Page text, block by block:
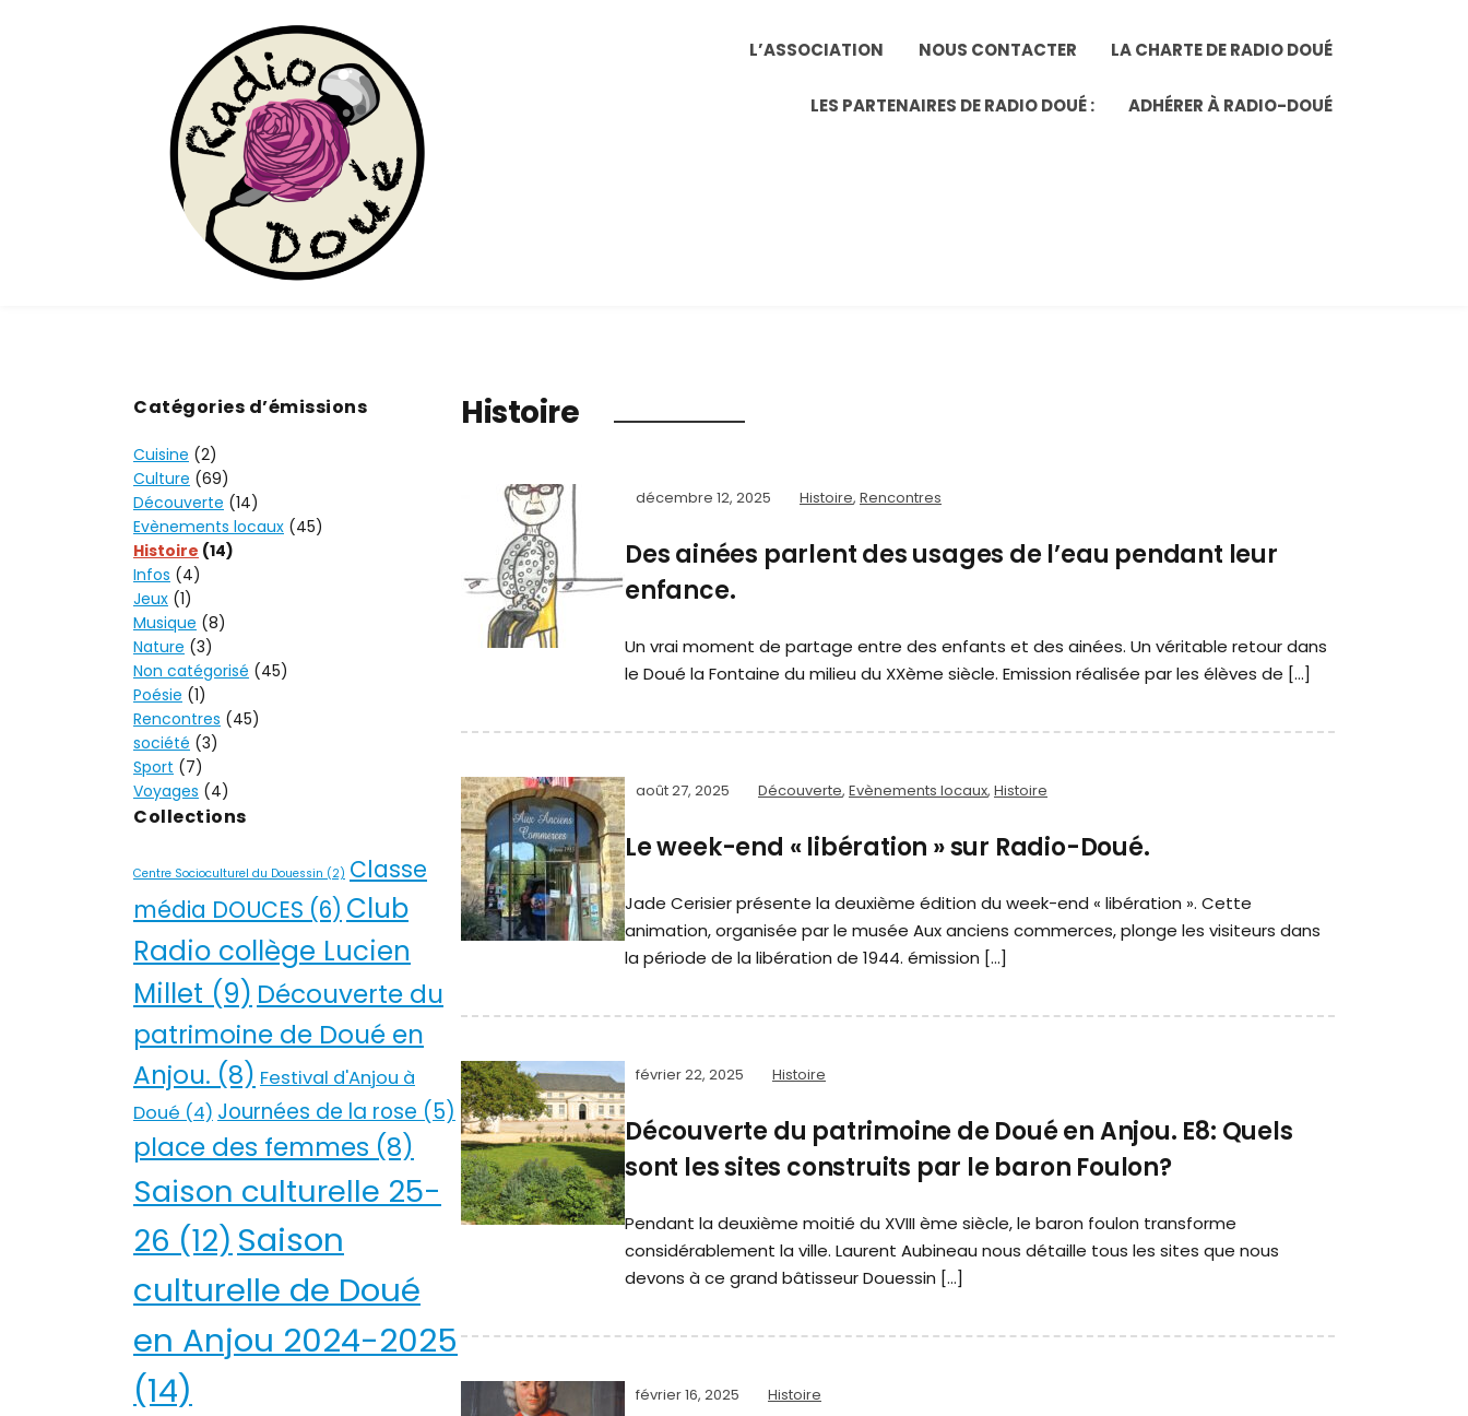
L’ASSOCIATION NOUS CONTACTER LA CHARTE DE RADIO DOUÉ
LES PARTENAIRES DE RADIO DOUÉ : ADHÉRER À RADIO-DOUÉ
Histoire
décembre 12, 2025 Histoire, Rencontres
Des ainées parlent des usages de l’eau pendant leur
enfance.
Un vrai moment de partage entre des enfants et des ainées. Un véritable retour dans
le Doué la Fontaine du milieu du XXème siècle. Emission réalisée par les élèves de […]
août 27, 2025 Découverte, Evènements locaux, Histoire
Le week-end « libération » sur Radio-Doué.
Jade Cerisier présente la deuxième édition du week-end « libération ». Cette
animation, organisée par le musée Aux anciens commerces, plonge les visiteurs dans
la période de la libération de 1944. émission […]
février 22, 2025 Histoire
Découverte du patrimoine de Doué en Anjou. E8: Quels
sont les sites construits par le baron Foulon?
Pendant la deuxième moitié du XVIII ème siècle, le baron foulon transforme
considérablement la ville. Laurent Aubineau nous détaille tous les sites que nous
devons à ce grand bâtisseur Douessin […]
février 16, 2025 Histoire
Catégories d’émissions
Cuisine (2)
Culture (69)
Découverte (14)
Evènements locaux (45)
Histoire (14)
Infos (4)
Jeux (1)
Musique (8)
Nature (3)
Non catégorisé (45)
Poésie (1)
Rencontres (45)
société (3)
Sport (7)
Voyages (4)
Collections
Centre Socioculturel du Douessin (2) Classe
média DOUCES (6) Club
Radio collège Lucien
Millet (9) Découverte du
patrimoine de Doué en
Anjou. (8) Festival d'Anjou à
Doué (4) Journées de la rose (5)
place des femmes (8)
Saison culturelle 25-
26 (12) Saison
culturelle de Doué
en Anjou 2024-2025
(14)